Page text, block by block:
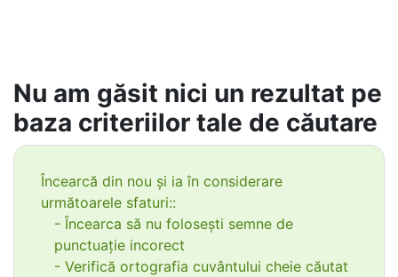
Nu am găsit nici un rezultat pe
baza criteriilor tale de căutare
Încearcă din nou și ia în considerare
următoarele sfaturi::
- Încearca să nu folosești semne de
punctuație incorect
- Verifică ortografia cuvântului cheie căutat